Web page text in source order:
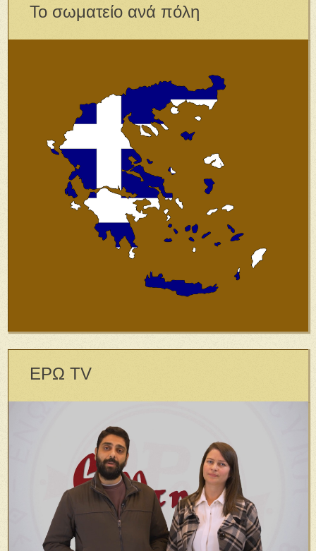
Το σωματείο ανά πόλη
ΕΡΩ TV